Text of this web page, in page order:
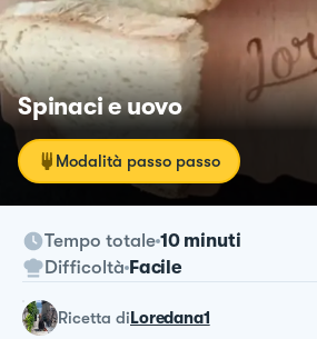
Spinaci e uovo
Modalità passo passo
Tempo totale 10 minuti
Difficoltà Facile
ricetta diLoredana1